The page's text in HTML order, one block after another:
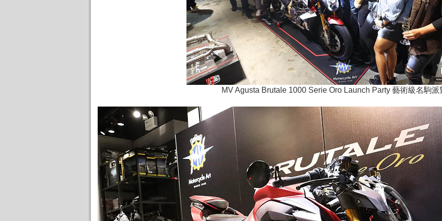
MV Agusta Brutale 1000 Serie Oro Launch Party 藝術級名駒派